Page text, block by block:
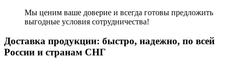
Мы ценим ваше доверие и всегда готовы предложить
выгодные условия сотрудничества!
Доставка продукции: быстро, надежно, по всей
России и странам СНГ